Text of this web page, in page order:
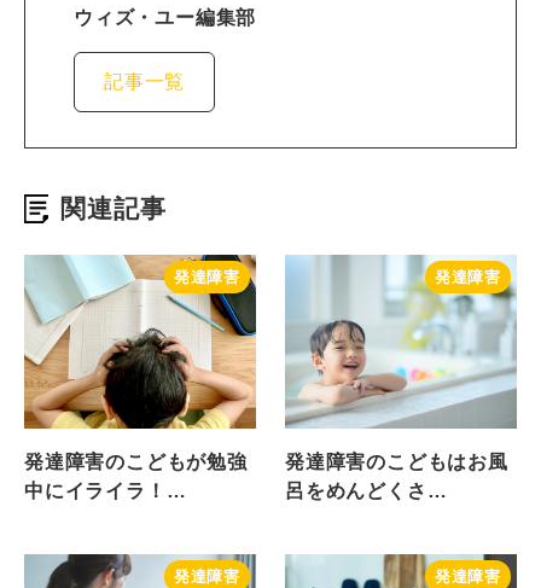
ウィズ・ユー編集部
記事一覧
関連記事
発達障害
発達障害のこどもが勉強
中にイライラ！…
発達障害
発達障害のこどもはお風
呂をめんどくさ…
発達障害 発達障害